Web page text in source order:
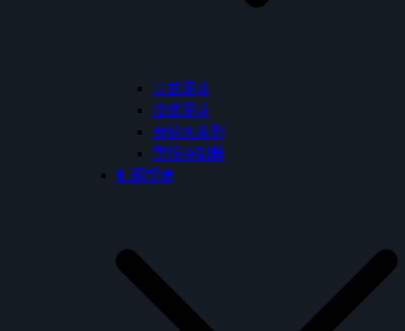
立式便斗
掛式便斗
背給水系列
電眼控制器
龍頭設備